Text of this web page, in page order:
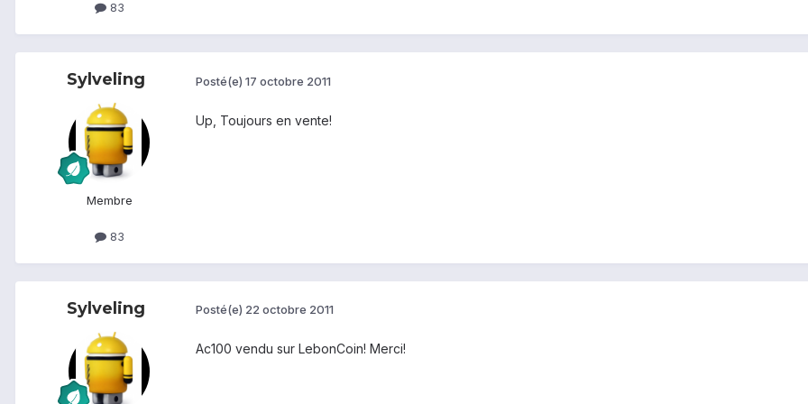
83
Sylveling
Membre
83
Posté(e) 17 octobre 2011
Up, Toujours en vente!
Sylveling Posté(e) 22 octobre 2011
Ac100 vendu sur LebonCoin! Merci!